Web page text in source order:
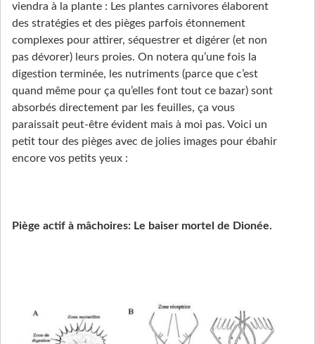
viendra à la plante : Les plantes carnivores élaborent
des stratégies et des pièges parfois étonnement
complexes pour attirer, séquestrer et digérer (et non
pas dévorer) leurs proies. On notera qu’une fois la
digestion terminée, les nutriments (parce que c’est
quand même pour ça qu’elles font tout ce bazar) sont
absorbés directement par les feuilles, ça vous
paraissait peut-être évident mais à moi pas. Voici un
petit tour des pièges avec de jolies images pour ébahir
encore vos petits yeux :
Piège actif à mâchoires: Le baiser mortel de Dionée.